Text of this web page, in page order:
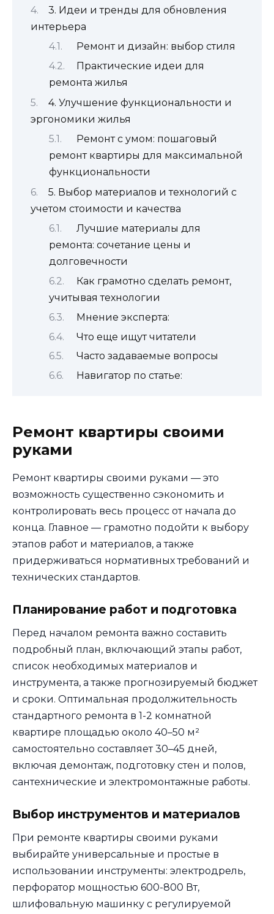
3. Идеи и тренды для обновления
интерьера
Ремонт и дизайн: выбор стиля
Практические идеи для
ремонта жилья
4. Улучшение функциональности и
эргономики жилья
Ремонт с умом: пошаговый
ремонт квартиры для максимальной
функциональности
5. Выбор материалов и технологий с
учетом стоимости и качества
Лучшие материалы для
ремонта: сочетание цены и
долговечности
Как грамотно сделать ремонт,
учитывая технологии
Мнение эксперта:
Что еще ищут читатели
Часто задаваемые вопросы
Навигатор по статье:
Ремонт квартиры своими
руками
Ремонт квартиры своими руками — это
возможность существенно сэкономить и
контролировать весь процесс от начала до
конца. Главное — грамотно подойти к выбору
этапов работ и материалов, а также
придерживаться нормативных требований и
технических стандартов.
Планирование работ и подготовка
Перед началом ремонта важно составить
подробный план, включающий этапы работ,
список необходимых материалов и
инструмента, а также прогнозируемый бюджет
и сроки. Оптимальная продолжительность
стандартного ремонта в 1-2 комнатной
квартире площадью около 40–50 м²
самостоятельно составляет 30–45 дней,
включая демонтаж, подготовку стен и полов,
сантехнические и электромонтажные работы.
Выбор инструментов и материалов
При ремонте квартиры своими руками
выбирайте универсальные и простые в
использовании инструменты: электродрель,
перфоратор мощностью 600-800 Вт,
шлифовальную машинку с регулируемой